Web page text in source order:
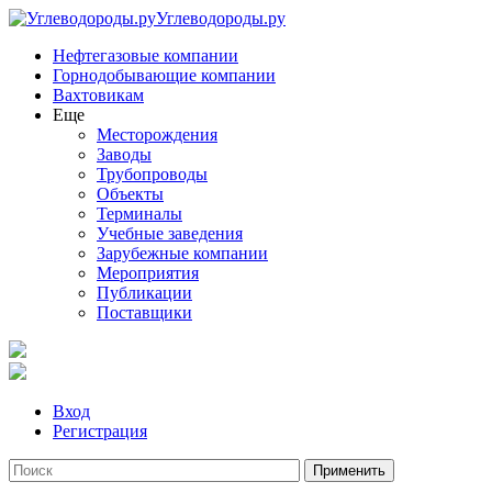
Углеводороды.ру
Нефтегазовые компании
Горнодобывающие компании
Вахтовикам
Еще
Месторождения
Заводы
Трубопроводы
Объекты
Терминалы
Учебные заведения
Зарубежные компании
Мероприятия
Публикации
Поставщики
Вход
Регистрация